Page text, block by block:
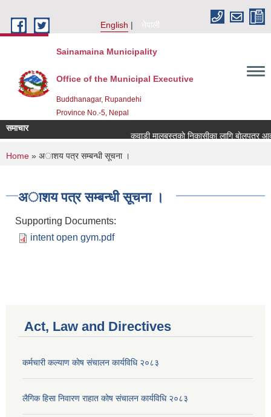
English
नेपाली
Sainamaina Municipality
Office of the Municipal Executive
Buddhanagar, Rupandehi
Province No.-5, Nepal
समाचार
कवाडी मालबस्तुकाे निकासीका लागि बाेलपत्र
You are here
Home » अाशय पत्र सम्बन्धी सूचना ।
अाशय पत्र सम्बन्धी सूचना ।
Supporting Documents:
intent open gym.pdf
Act, Law and Directives
कर्मचारी कल्याण काेष संचालन कार्यविधि २०८३
लैगिक हिसा निवारण राहात कोष संचालन कार्यविधि २०८३